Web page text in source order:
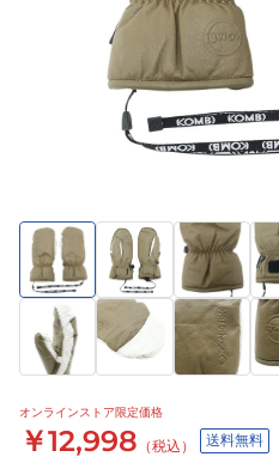
オンラインストア限定価格
￥12,998 （税込） 送料無料